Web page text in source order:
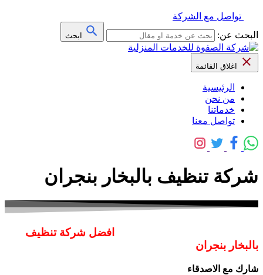
تواصل مع الشركة
البحث عن:
ابحث
اغلاق القائمة
الرئيسية
من نحن
خدماتنا
تواصل معنا
شركة تنظيف بالبخار بنجران
افضل شركة تنظيف
بالبخار بنجران
شارك مع الاصدقاء